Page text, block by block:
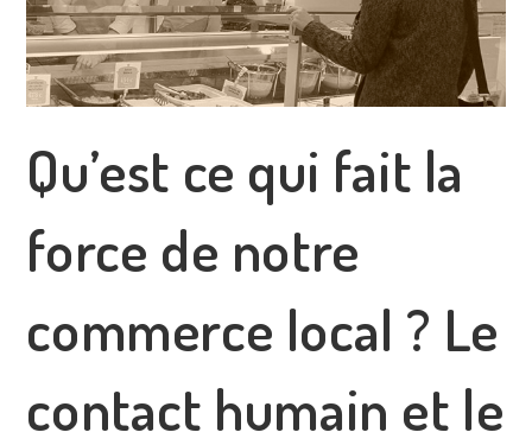
Qu’est ce qui fait la
force de notre
commerce local ? Le
contact humain et le